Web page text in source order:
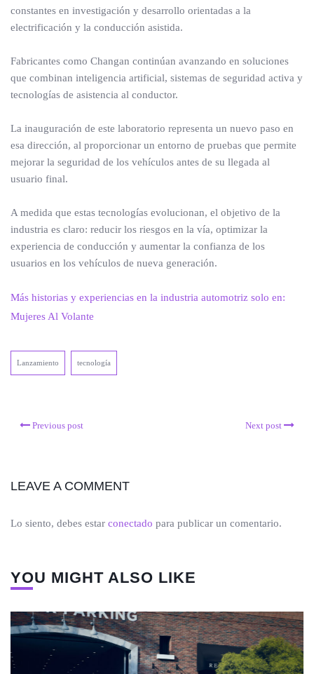
constantes en investigación y desarrollo orientadas a la
electrificación y la conducción asistida.
Fabricantes como Changan continúan avanzando en soluciones
que combinan inteligencia artificial, sistemas de seguridad activa y
tecnologías de asistencia al conductor.
La inauguración de este laboratorio representa un nuevo paso en
esa dirección, al proporcionar un entorno de pruebas que permite
mejorar la seguridad de los vehículos antes de su llegada al
usuario final.
A medida que estas tecnologías evolucionan, el objetivo de la
industria es claro: reducir los riesgos en la vía, optimizar la
experiencia de conducción y aumentar la confianza de los
usuarios en los vehículos de nueva generación.
Más historias y experiencias en la industria automotriz solo en:
Mujeres Al Volante
Lanzamiento tecnología
Previous post Next post
LEAVE A COMMENT
Lo siento, debes estar conectado para publicar un comentario.
YOU MIGHT ALSO LIKE